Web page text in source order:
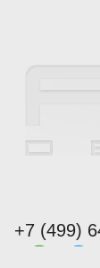
+7 (499)